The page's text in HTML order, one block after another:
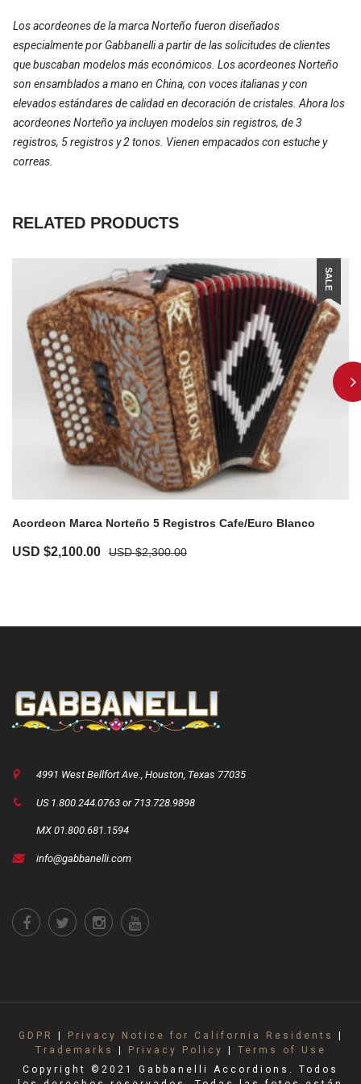
Los acordeones de la marca Norteño fueron diseñados
especialmente por Gabbanelli a partir de las solicitudes de clientes
que buscaban modelos más económicos. Los acordeones Norteño
son ensamblados a mano en China, con voces italianas y con
elevados estándares de calidad en decoración de cristales. Ahora los
acordeones Norteño ya incluyen modelos sin registros, de 3
registros, 5 registros y 2 tonos. Vienen empacados con estuche y
correas.
RELATED PRODUCTS
SALE
Acordeon Marca Norteño 5 Registros Cafe/Euro Blanco
USD $2,300.00
USD $2,100.00
4991 West Bellfort Ave., Houston, Texas 77035
US 1.800.244.0763 or 713.728.9898
MX 01.800.681.1594
info@gabbanelli.com
GDPR Privacy Notice for California Residents
Trademarks
Privacy Policy
Terms of Use
Copyright ©2021 Gabbanelli Accordions. Todos